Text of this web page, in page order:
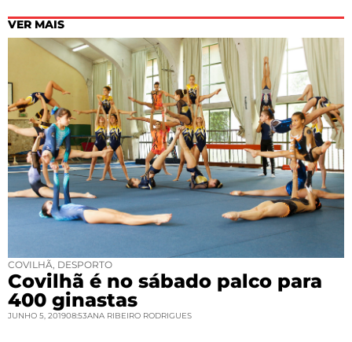
VER MAIS
COVILHÃ DESPORTO
Covilhã é no sábado palco para
400 ginastas
JUNHO 5, 201908:53ANA RIBEIRO RODRIGUES